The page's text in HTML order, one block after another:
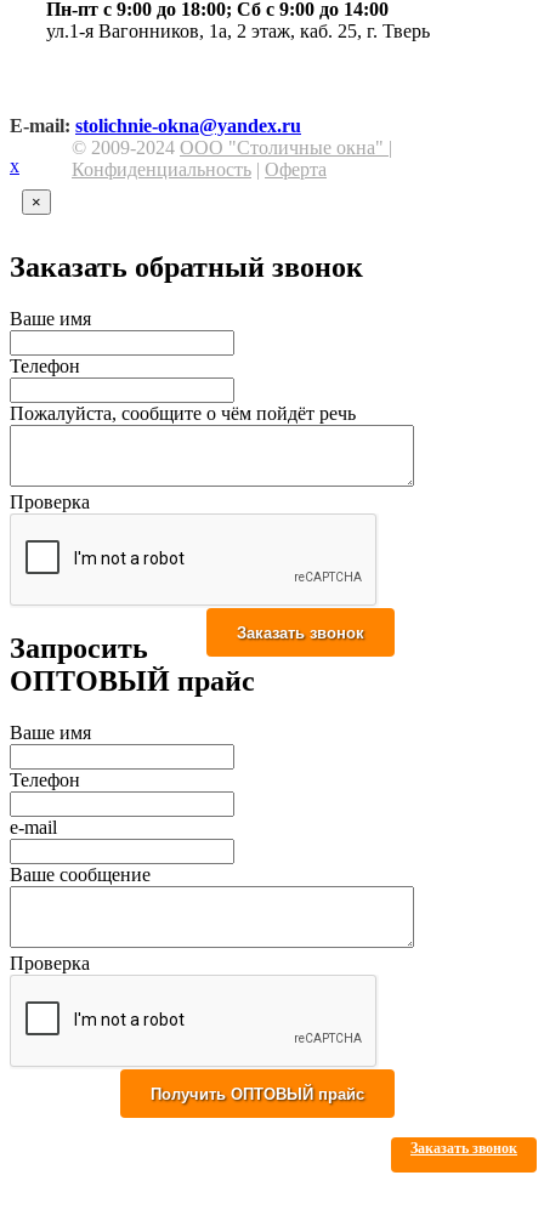
Заказать звонок
Пн-пт с 9:00 до 18:00; Сб с 9:00 до 14:00
ул.1-я Вагонников, 1а, 2 этаж, каб. 25, г. Тверь
E-mail: stolichnie-okna@yandex.ru
© 2009-2024 ООО "Столичные окна" |
Конфиденциальность | Оферта
х
×
Заказать обратный звонок
Ваше имя
Телефон
Пожалуйста, сообщите о чём пойдёт речь
Проверка
Запросить
ОПТОВЫЙ прайс
Ваше имя
Телефон
e-mail
Ваше сообщение
Проверка